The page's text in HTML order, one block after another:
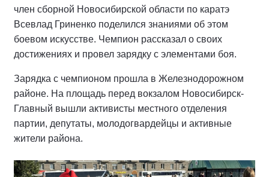
член сборной Новосибирской области по каратэ
Всевлад Гриненко поделился знаниями об этом
боевом искусстве. Чемпион рассказал о своих
достижениях и провел зарядку с элементами боя.
Зарядка с чемпионом прошла в Железнодорожном
районе. На площадь перед вокзалом Новосибирск-
Главный вышли активисты местного отделения
партии, депутаты, молодогвардейцы и активные
жители района.